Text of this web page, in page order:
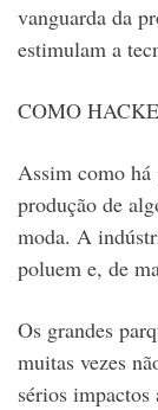
vanguarda da
estimulam a
COMO
Assim como há
produção de
moda. A
poluem e, de
Os grandes
muitas vezes
sérios